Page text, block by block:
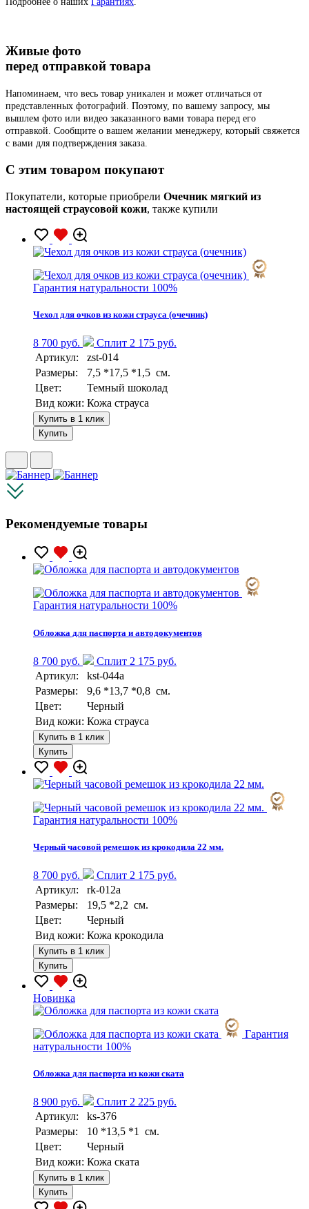
Живые фото
перед отправкой товара
Напоминаем, что весь товар уникален и может отличаться от
представленных фотографий. Поэтому, по вашему запросу, мы
вышлем фото или видео заказанного вами товара перед его
отправкой. Сообщите о вашем желании менеджеру, который свяжется
с вами для подтверждения заказа.
C этим товаром покупают
Покупатели, которые приобрели Очечник мягкий из
настоящей страусовой кожи, также купили
Гарантия натуральности 100%
Чехол для очков из кожи страуса (очечник)
8 700 руб.
Сплит 2 175 руб.
Артикул:
zst-014
Размеры:
7,5 *17,5 *1,5 см.
Цвет:
Темный шоколад
Вид кожи: Кожа страуса
Купить в 1 клик
Купить
Рекомендуемые товары
Гарантия натуральности 100%
Обложка для паспорта и автодокументов
8 700 руб.
Сплит 2 175 руб.
Артикул:
kst-044a
Размеры:
9,6 *13,7 *0,8 см.
Цвет:
Черный
Вид кожи: Кожа страуса
Купить в 1 клик
Купить
Гарантия натуральности 100%
Черный часовой ремешок из крокодила 22 мм.
8 700 руб.
Сплит 2 175 руб.
Артикул:
rk-012a
Размеры:
19,5 *2,2 см.
Цвет:
Черный
Вид кожи: Кожа крокодила
Купить в 1 клик
Купить
Новинка
Гарантия
натуральности 100%
Обложка для паспорта из кожи ската
8 900 руб.
Сплит 2 225 руб.
Артикул:
ks-376
Размеры:
10 *13,5 *1 см.
Цвет:
Черный
Вид кожи: Кожа ската
Купить в 1 клик
Купить